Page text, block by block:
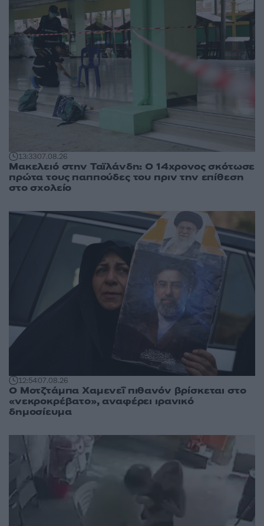
13:3307.08.26
Μακελειό στην Ταϊλάνδη: Ο 14χρονος σκότωσε
πρώτα τους παππούδες του πριν την επίθεση
στο σχολείο
12:5407.08.26
Ο Μοτζτάμπα Χαμενεΐ πιθανόν βρίσκεται στο
«νεκροκρέβατο», αναφέρει ιρανικό
δημοσίευμα